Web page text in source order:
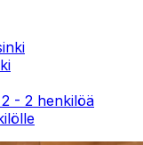
- 2 henkilöä